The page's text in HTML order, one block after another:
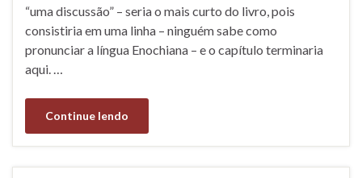
“uma discussão” – seria o mais curto do livro, pois
consistiria em uma linha – ninguém sabe como
pronunciar a língua Enochiana – e o capítulo terminaria
aqui. …
Continue lendo